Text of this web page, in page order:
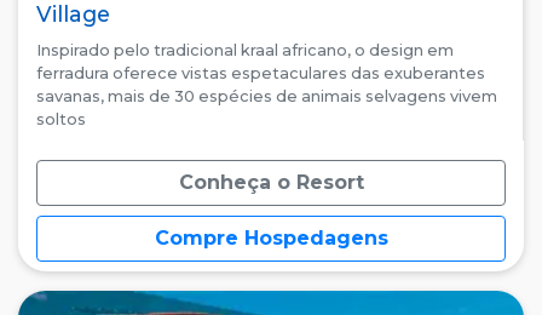
Village
Inspirado pelo tradicional kraal africano, o design em
ferradura oferece vistas espetaculares das exuberantes
savanas, mais de 30 espécies de animais selvagens vivem
soltos
Conheça o Resort
Compre Hospedagens